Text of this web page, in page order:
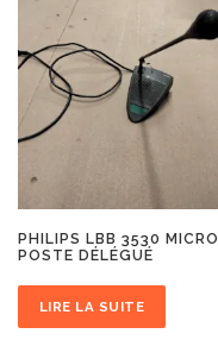
PHILIPS LBB 3530 MICRO
POSTE DÉLÉGUÉ
LIRE LA SUITE